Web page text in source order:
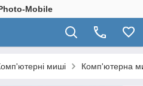
Mobile
миші Комп'ютерна